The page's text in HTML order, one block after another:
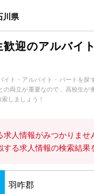
川県
迎のアルバイ
イト・アルバイト・パートを探
の両立が重要なので、高校生が
しましょう！
人情報がみつかりませ
る求人情報の検索結果
羽咋郡